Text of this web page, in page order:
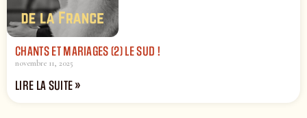
CHANTS ET MARIAGES (2) LE SUD !
novembre 11, 2025
LIRE LA SUITE »